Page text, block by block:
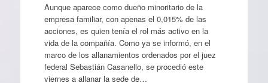
Aunque aparece como dueño minoritario de la
empresa familiar, con apenas el 0,015% de las
acciones, es quien tenía el rol más activo en la
vida de la compañía. Como ya se informó, en el
marco de los allanamientos ordenados por el juez
federal Sebastián Casanello, se procedió este
viernes a allanar la sede de…